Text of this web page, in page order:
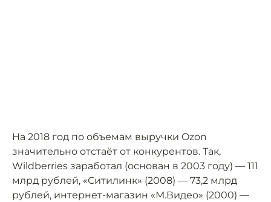
На 2018 год по объемам выручки Ozon
значительно отстаёт от конкурентов. Так,
Wildberries заработал (основан в 2003 году) — 111
млрд рублей, «Ситилинк» (2008) — 73,2 млрд
рублей, интернет-магазин «М.Видео» (2000) —